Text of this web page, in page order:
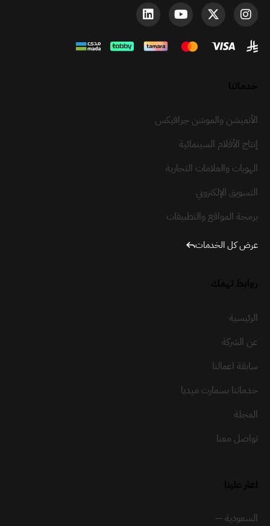
الأنميشن والموشن جرافيكس
إنتاج الأفلام السينمائية
الهويات والعلامات التجارية
التسويق الإلكتروني
برمجة المواقع والتطبيقات
عرض كل الخدمات
الرئيسية
عن الشركة
سابقة اعمالنا
خدماتنا بسمارت ميديا
المجلة
تواصل معنا
السعودية —